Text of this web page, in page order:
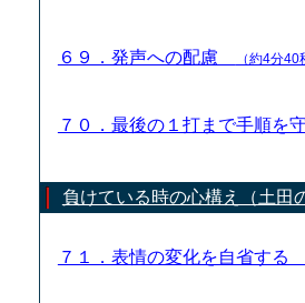
６９．発声への配慮 （約4分40
７０．最後の１打まで手順を
負けている時の心構え（土田
７１．表情の変化を自省する